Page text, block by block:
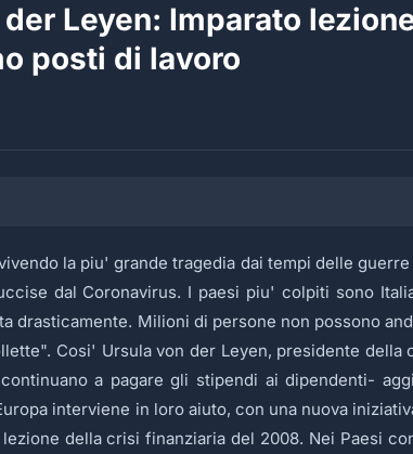
Leyen: Imparato
posti di lavoro
la piu' grande tragedia dai tempi delle
dal Coronavirus. I paesi piu' colpiti sono
drasticamente. Milioni di persone non possono
Cosi' Ursula von der Leyen, presidente della
a pagare gli stipendi ai dipendenti-
interviene in loro aiuto, con una nuova
della crisi finanziaria del 2008. Nei Paesi